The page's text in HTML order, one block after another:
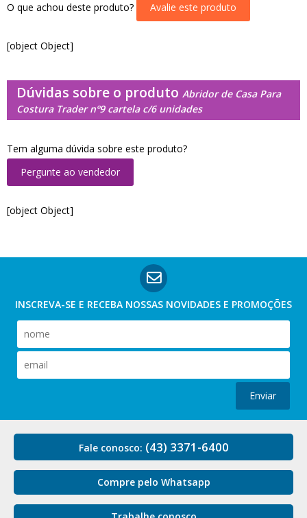
O que achou deste produto? Avalie este produto
[object Object]
Dúvidas sobre o produto Abridor de Casa Para
Costura Trader nº9 cartela c/6 unidades
Tem alguma dúvida sobre este produto?
Pergunte ao vendedor
[object Object]
INSCREVA-SE E RECEBA NOSSAS NOVIDADES E PROMOÇÕES
Enviar
Fale conosco: (43) 3371-6400
Compre pelo Whatsapp